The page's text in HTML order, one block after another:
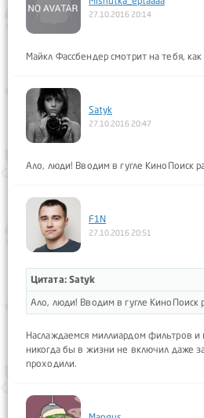
27.10.2016 20:14
Майкл Фассбендер смотрит на тебя,
Satyk
27.10.2016 20:47
Ало, люди! Вводим в гугле КиноПоиск
F1N
27.10.2016 20:51
Цитата: Satyk
Ало, люди! Вводим в гугле КиноПоиск
Наслаждаемся миллиардом фильтров и
никогда бы в жизни не включил даже
проходили.